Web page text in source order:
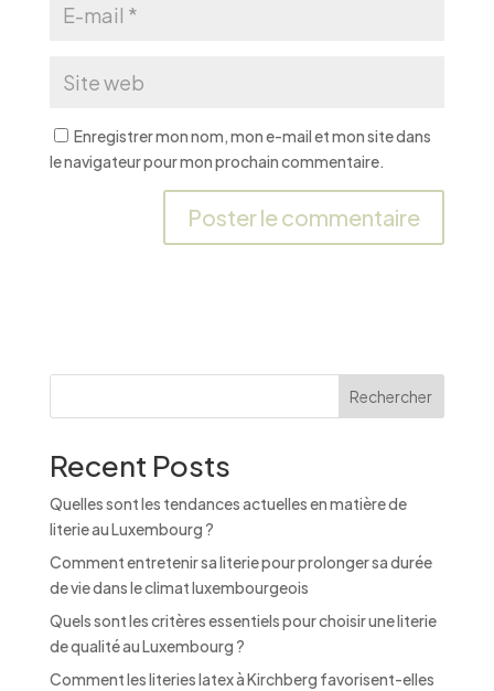
Enregistrer mon nom, mon e-mail et mon site dans
le navigateur pour mon prochain commentaire.
i
e
:
Rechercher
Recent Posts
Quelles sont les tendances actuelles en matière de
literie au Luxembourg ?
Comment entretenir sa literie pour prolonger sa durée
de vie dans le climat luxembourgeois
Quels sont les critères essentiels pour choisir une literie
de qualité au Luxembourg ?
Comment les literies latex à Kirchberg favorisent-elles